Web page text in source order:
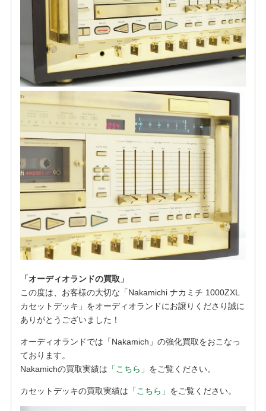
「オーディオランドの買取」
この度は、お客様の大切な「Nakamichi ナカミチ 1000ZXL
カセットデッキ」をオーディオランドにお譲りくださり誠に
ありがとうございました！
オーディオランドでは「Nakamich」の強化買取をおこなっ
ております。
Nakamichの買取実績は 「こちら」 をご覧ください。
カセットデッキの買取実績は 「こちら」 をご覧ください。